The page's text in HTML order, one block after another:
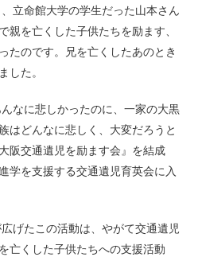
立命館大学の学生だった山本さん
を亡くした子供たちを励ます、
たのです。兄を亡くしたあのとき
た。
なに悲しかったのに、一家の大黒
はどんなに悲しく、大変だろうと
阪交通遺児を励ます会』を結成
学を支援する交通遺児育英会に入
げたこの活動は、やがて交通遺児
亡くした子供たちへの支援活動